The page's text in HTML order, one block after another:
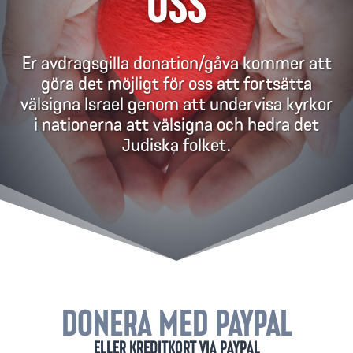
Er avdragsgilla donation/gåva kommer att
göra det möjligt för oss att fortsätta
välsigna Israel genom att undervisa kyrkor
i nationerna att välsigna och hedra det
Judiska folket.
DONERA MED PAYPAL
ELLER KREDITKORT VIA PAYPAL